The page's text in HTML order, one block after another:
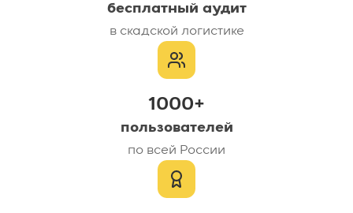
бесплатный аудит
в скадской логистике
1000+
пользователей
по всей России